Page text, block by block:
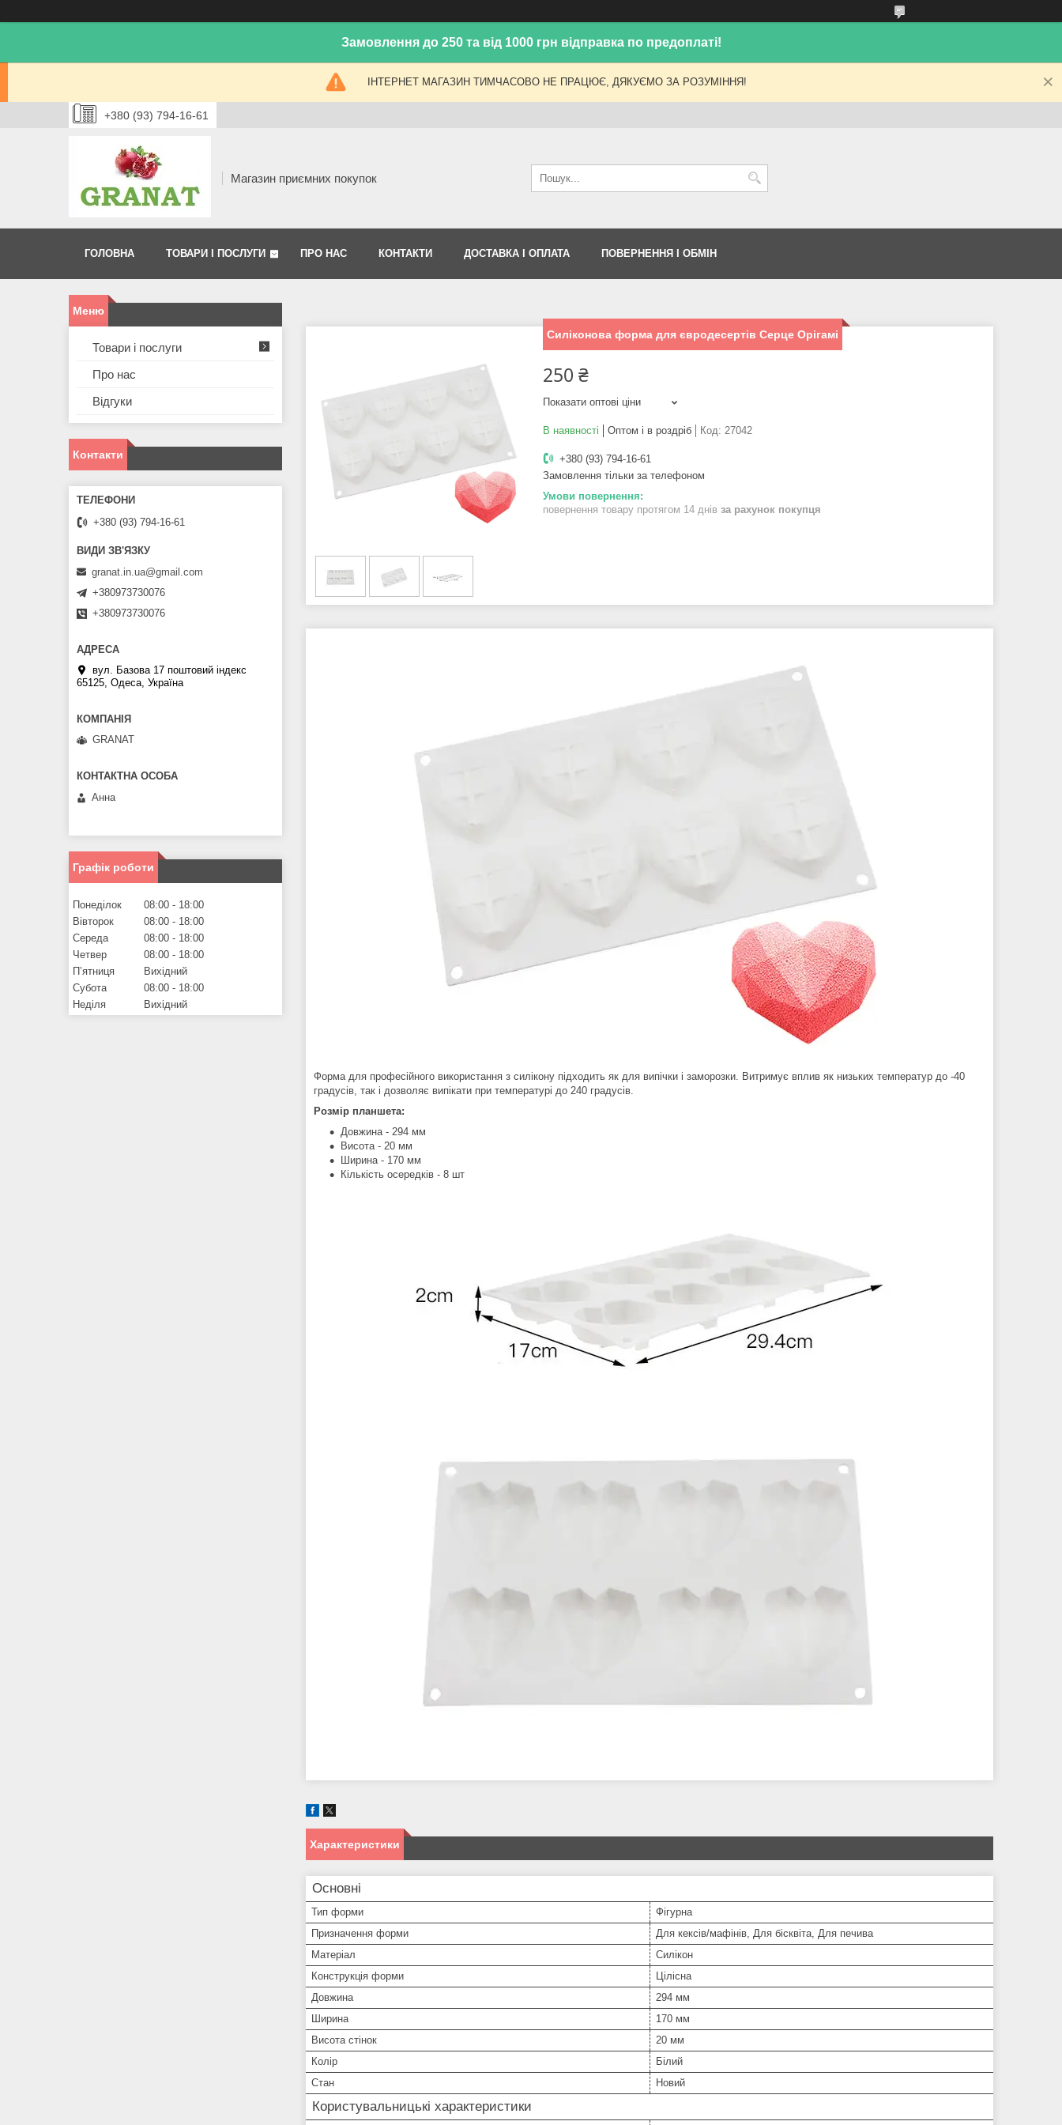
Замовлення до 250 та від 1000 грн відправка по предоплаті!
ІНТЕРНЕТ МАГАЗИН ТИМЧАСОВО НЕ ПРАЦЮЄ, ДЯКУЄМО ЗА РОЗУМІННЯ!
+380 (93) 794-16-61
Магазин приємних покупок
ГОЛОВНА ТОВАРИ І ПОСЛУГИ ПРО НАС КОНТАКТИ ДОСТАВКА І ОПЛАТА ПОВЕРНЕННЯ І ОБМІН
Силіконова форма для євродесертів Серце Орігамі
250 ₴
Показати оптові ціни
В наявності Оптом і в роздріб Код: 27042
+380 (93) 794-16-61
Замовлення тільки за телефоном
повернення товару протягом 14 днів за рахунок покупця
Форма для професійного використання з силікону підходить як для випічки і заморозки. Витримує вплив як низьких температур до -40
градусів, так і дозволяє випікати при температурі до 240 градусів.
Розмір планшета:
Довжина - 294 мм
Висота - 20 мм
Ширина - 170 мм
Кількість осередків - 8 шт
Характеристики
Основні
Тип форми
Фігурна
Призначення форми
Для кексів/мафінів, Для бісквіта, Для печива
Матеріал
Силікон
Конструкція форми
Цілісна
Довжина
294 мм
Ширина
170 мм
Висота стінок
20 мм
Колір
Білий
Стан
Новий
Користувальницькі характеристики
Товари і послуги
Про нас
Відгуки
Контакти
+380 (93) 794-16-61
granat.in.ua@gmail.com
+380973730076
+380973730076
вул. Базова 17 поштовий індекс
65125, Одеса, Україна
GRANAT
Анна
Графік роботи
Понеділок 08:00
18:00
Вівторок
08:00
18:00
Середа
08:00
18:00
Четвер
08:00
18:00
Пʼятниця
Вихідний
Субота
08:00
18:00
Неділя
Вихідний